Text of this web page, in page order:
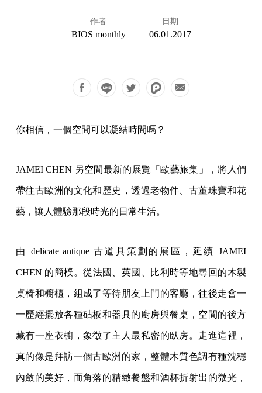
作者
BIOS monthly
日期
06.01.2017
你相信，一個空間可以凝結時間嗎？
JAMEI CHEN 另空間最新的展覽「歐藝旅集」，將人們
帶往古歐洲的文化和歷史，透過老物件、古董珠寶和花
藝，讓人體驗那段時光的日常生活。
由 delicate antique 古道具策劃的展區，延續 JAMEI
CHEN 的簡樸。從法國、英國、比利時等地尋回的木製
桌椅和櫥櫃，組成了等待朋友上門的客廳，往後走會一
一歷經擺放各種砧板和器具的廚房與餐桌，空間的後方
藏有一座衣櫥，象徵了主人最私密的臥房。走進這裡，
真的像是拜訪一個古歐洲的家，整體木質色調有種沈穩
內斂的美好，而角落的精緻餐盤和酒杯折射出的微光，